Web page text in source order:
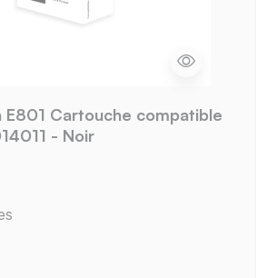
E801 Cartouche compatible
- Noir